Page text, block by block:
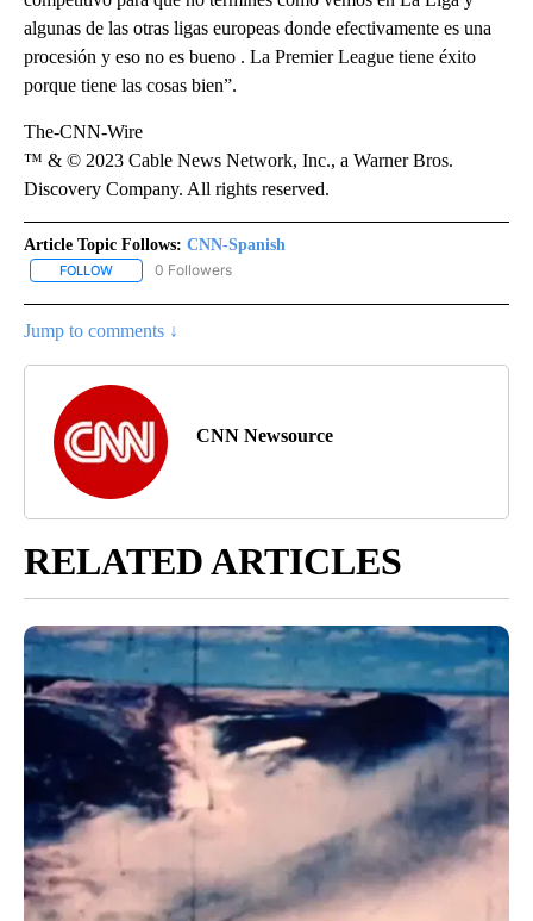
algunas de las otras ligas europeas donde efectivamente es una
procesión y eso no es bueno . La Premier League tiene éxito
porque tiene las cosas bien”.
The-CNN-Wire
™ & © 2023 Cable News Network, Inc., a Warner Bros.
Discovery Company. All rights reserved.
Article Topic Follows: CNN-Spanish
FOLLOW FOLLOW "CNN-SPANISH" TO RECEIVE NOTIFICATIONS ABOUT
0 Followers
Jump to comments ↓
CNN Newsource
RELATED ARTICLES